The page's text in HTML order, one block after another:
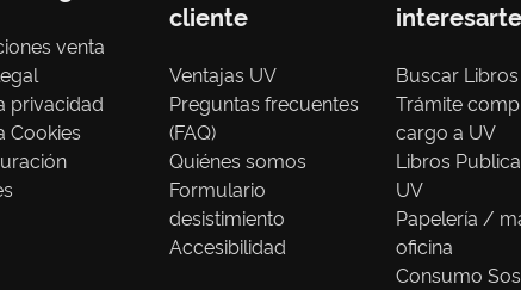
venta
privacidad
Cookies
cliente
Ventajas UV
Preguntas frecuentes
(FAQ)
Quiénes somos
Formulario
desistimiento
Accesibilidad
interesarte
Buscar Libros
Trámite
cargo a UV
Libros
UV
Papelería /
oficina
Consumo